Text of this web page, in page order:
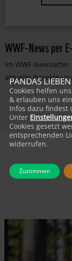
WWF-News per
Im WWF-
aktuelle Projekte
PANDAS
Cookies helfen
& erlauben uns
Infos dazu findest
Unter
Cookies gesetzt
entsprechenden
widerrufen.
Zustimmen